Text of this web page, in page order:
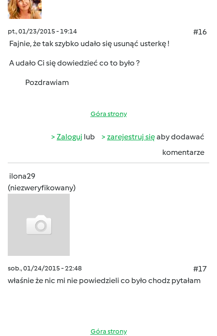
pt., 01/23/2015 - 19:14
#16
Fajnie, że tak szybko udało się usunąć usterkę !
A udało Ci się dowiedzieć co to było ?
Pozdrawiam
Góra strony
Zaloguj lub zarejestruj sięaby dodawać
komentarze
ilona29
(niezweryfikowany)
sob., 01/24/2015 - 22:48
#17
właśnie że nic mi nie powiedzieli co było chodz pytałam
Góra strony